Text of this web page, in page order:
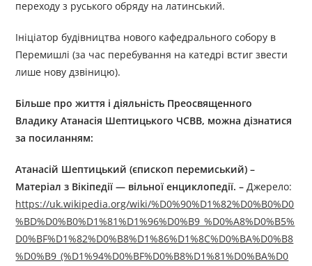
переходу з руського обряду на латинський.
Ініціатор будівництва нового кафедрального собору в
Перемишлі (за час перебування на катедрі встиг звести
лише нову дзвіницю).
Більше про життя і діяльність Преосвященного
ВладикуАтанасія Шептицького ЧСВВ, можна дізнатися
за посиланням:
Атанасій Шептицький (єпископ перемиський) –
Матеріал з Вікіпедії — вільної енциклопедії. – Джерелo:
https://uk.wikipedia.org/wiki/%D0%90%D1%82%D0%B0%D0
%BD%D0%B0%D1%81%D1%96%D0%B9_%D0%A8%D0%B5%
D0%BF%D1%82%D0%B8%D1%86%D1%8C%D0%BA%D0%B8
%D0%B9_(%D1%94%D0%BF%D0%B8%D1%81%D0%BA%D0